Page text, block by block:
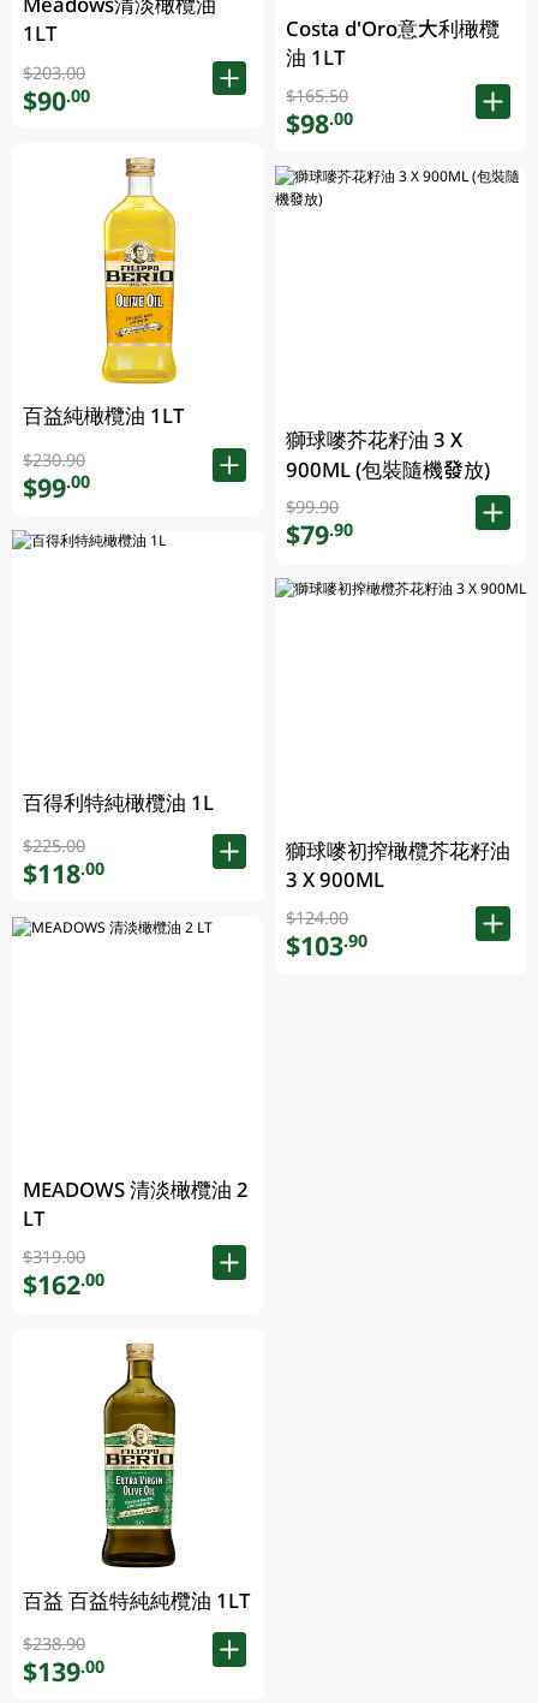
1LT
$203.00
$90.00
百益純橄欖油 1LT
$230.90
$99.00
百得利特純橄欖油 1L
$225.00
$118.00
MEADOWS 清淡橄欖油 2
LT
$319.00
$162.00
百益 百益特純純欖油 1LT
$238.90
$139.00
Costa d'Oro意大利橄欖
油 1LT
$165.50
$98.00
獅球嘜芥花籽油 3 X
900ML (包裝隨機發放)
$99.90
$79.90
獅球嘜初搾橄欖芥花籽油
3 X 900ML
$124.00
$103.90